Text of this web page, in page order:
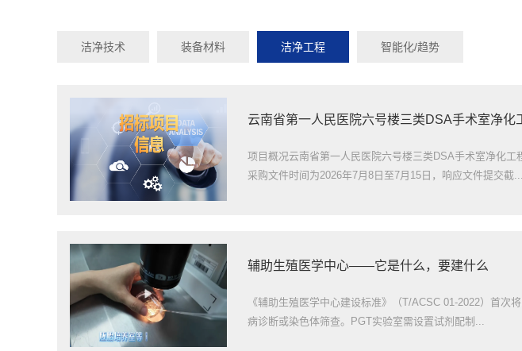
洁净技术 装备材料 洁净工程 智能化/趋势
云南省第一人民医院六号楼三类DSA手术室净化
项目概况云南省第一人民医院六号楼三类DSA手术室净化
采购文件时间为2026年7月8日至7月15日，响应文件提交截...
辅助生殖医学中心——它是什么，要建什么
《辅助生殖医学中心建设标准》（T/ACSC 01-2022）首
病诊断或染色体筛查。PGT实验室需设置试剂配制...